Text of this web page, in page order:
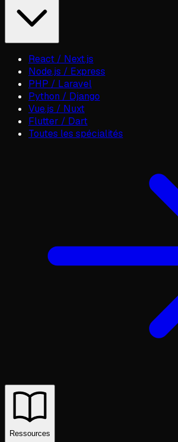
React / Next.js
Node.js / Express
PHP / Laravel
Python / Django
Vue.js / Nuxt
Flutter / Dart
Toutes les spécialités
Ressources